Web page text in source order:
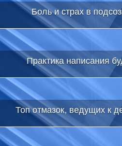
Боль и страх в
Практика написания
Топ отмазок, ведущих к